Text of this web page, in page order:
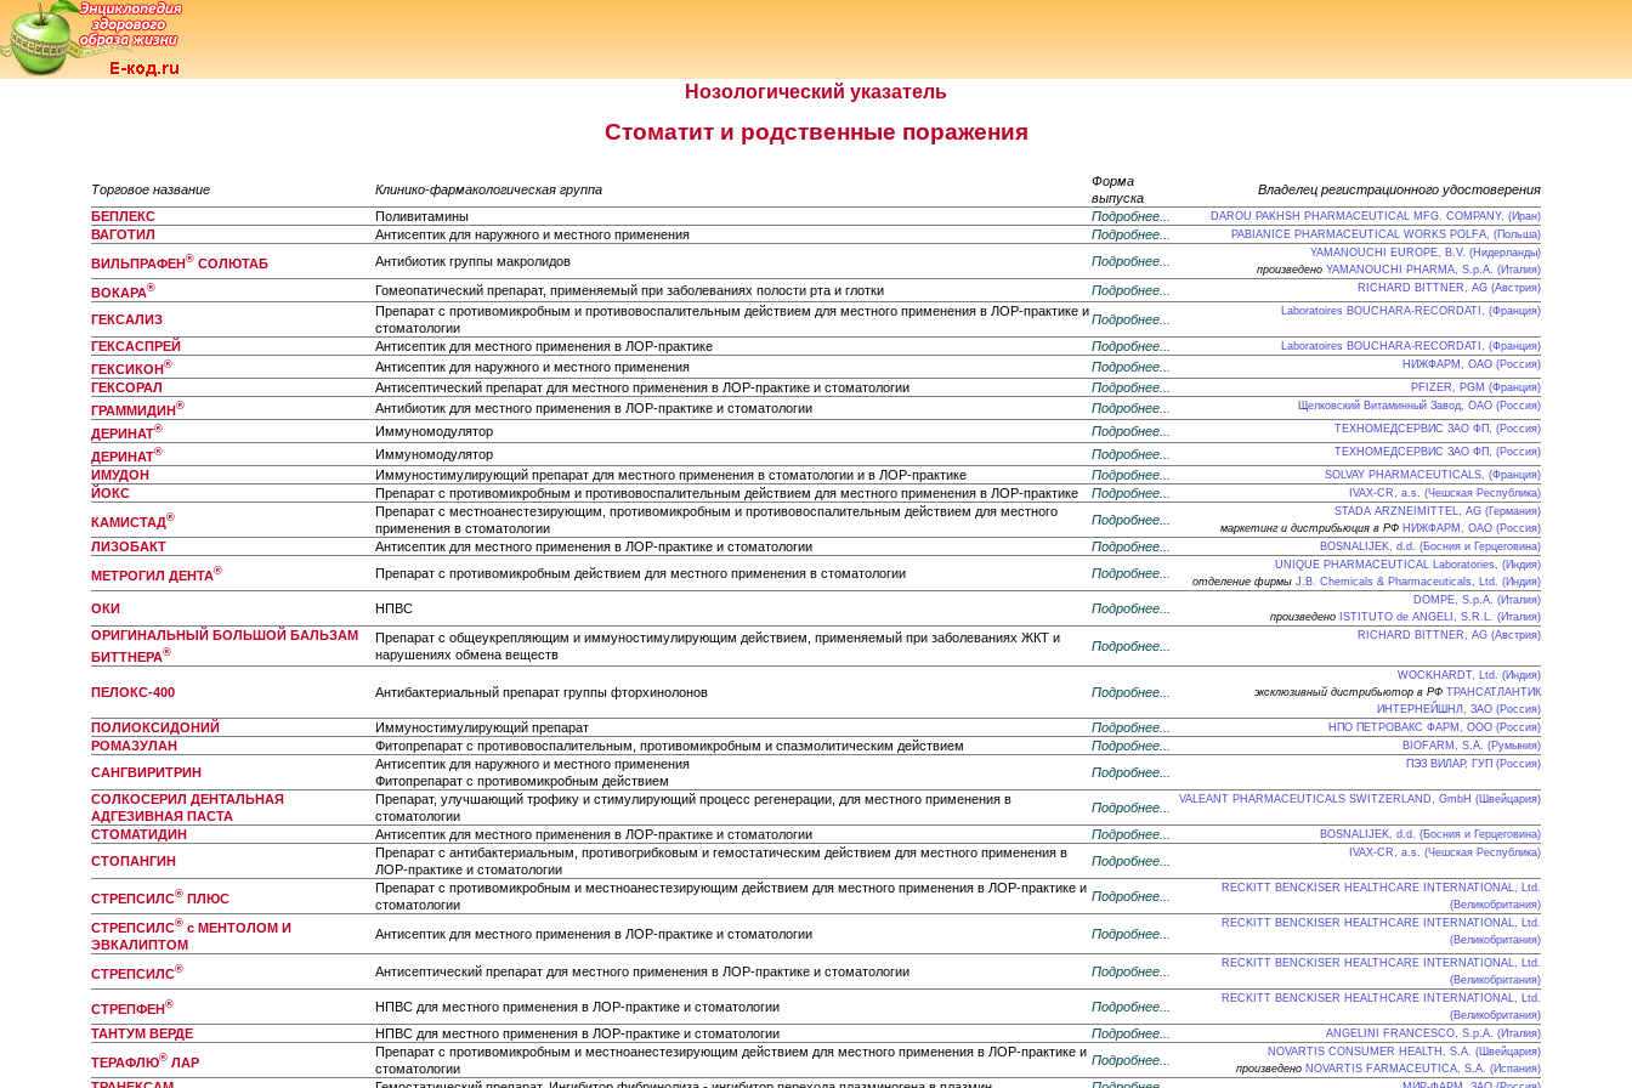
Нозологический указатель
Стоматит и родственные поражения
Торговое название Клинико-фармакологическая группа
Форма
выпуска
Владелец регистрационного удостоверения
БЕПЛЕКС
Поливитамины Подробнее... DAROU PAKHSH PHARMACEUTICAL MFG. COMPANY, (Иран)
ВАГОТИЛ Антисептик для наружного и местного применения Подробнее... PABIANICE PHARMACEUTICAL WORKS POLFA, (Польша)
ВИЛЬПРАФЕН® СОЛЮТАБ Антибиотик группы макролидов Подробнее...
YAMANOUCHI EUROPE, B.V. (Нидерланды)
произведено YAMANOUCHI PHARMA, S.p.A. (Италия)
ВОКАРА® Гомеопатический препарат, применяемый при заболеваниях полости рта и глотки Подробнее... RICHARD BITTNER, AG (Австрия)
ГЕКСАЛИЗ
Препарат с противомикробным и противовоспалительным действием для местного применения в ЛОР-практике и
стоматологии
Подробнее...
Laboratoires BOUCHARA-RECORDATI, (Франция)
ГЕКСАСПРЕЙ Антисептик для местного применения в ЛОР-практике Подробнее... Laboratoires BOUCHARA-RECORDATI, (Франция)
ГЕКСИКОН® Антисептик для наружного и местного применения Подробнее... НИЖФАРМ, ОАО (Россия)
ГЕКСОРАЛ Антисептический препарат для местного применения в ЛОР-практике и стоматологии Подробнее... PFIZER, PGM (Франция)
ГРАММИДИН® Антибиотик для местного применения в ЛОР-практике и стоматологии Подробнее... Щелковский Витаминный Завод, ОАО (Россия)
ДЕРИНАТ® Иммуномодулятор Подробнее... ТЕХНОМЕДСЕРВИС ЗАО ФП, (Россия)
ДЕРИНАТ® Иммуномодулятор Подробнее... ТЕХНОМЕДСЕРВИС ЗАО ФП, (Россия)
ИМУДОН Иммуностимулирующий препарат для местного применения в стоматологии и в ЛОР-практике Подробнее... SOLVAY PHARMACEUTICALS, (Франция)
ЙОКС Препарат с противомикробным и противовоспалительным действием для местного применения в ЛОР-практике Подробнее... IVAX-CR, a.s. (Чешская Республика)
КАМИСТАД®
Препарат с местноанестезирующим, противомикробным и противовоспалительным действием для местного
применения в стоматологии
Подробнее...
STADA ARZNEIMITTEL, AG (Германия)
маркетинг и дистрибьюция в РФ НИЖФАРМ, ОАО (Россия)
ЛИЗОБАКТ Антисептик для местного применения в ЛОР-практике и стоматологии Подробнее... BOSNALIJEK, d.d. (Босния и Герцеговина)
МЕТРОГИЛ ДЕНТА® Препарат с противомикробным действием для местного применения в стоматологии Подробнее...
UNIQUE PHARMACEUTICAL Laboratories, (Индия)
отделение фирмы J.B. Chemicals & Pharmaceuticals, Ltd. (Индия)
ОКИ НПВС Подробнее...
DOMPE, S.p.A. (Италия)
произведено ISTITUTO de ANGELI, S.R.L. (Италия)
ОРИГИНАЛЬНЫЙ БОЛЬШОЙ БАЛЬЗАМ
БИТТНЕРА®
Препарат с общеукрепляющим и иммуностимулирующим действием, применяемый при заболеваниях ЖКТ и
нарушениях обмена веществ
Подробнее...
RICHARD BITTNER, AG (Австрия)
ПЕЛОКС-400 Антибактериальный препарат группы фторхинолонов Подробнее...
WOCKHARDT, Ltd. (Индия)
эксклюзивный дистрибьютор в РФ ТРАНСАТЛАНТИК
ИНТЕРНЕЙШНЛ, ЗАО (Россия)
ПОЛИОКСИДОНИЙ Иммуностимулирующий препарат Подробнее... НПО ПЕТРОВАКС ФАРМ, ООО (Россия)
РОМАЗУЛАН Фитопрепарат с противовоспалительным, противомикробным и спазмолитическим действием Подробнее... BIOFARM, S.A. (Румыния)
САНГВИРИТРИН
Антисептик для наружного и местного применения
Фитопрепарат с противомикробным действием
Подробнее...
ПЭЗ ВИЛАР, ГУП (Россия)
СОЛКОСЕРИЛ ДЕНТАЛЬНАЯ
АДГЕЗИВНАЯ ПАСТА
Препарат, улучшающий трофику и стимулирующий процесс регенерации, для местного применения в
стоматологии
Подробнее...
VALEANT PHARMACEUTICALS SWITZERLAND, GmbH (Швейцария)
СТОМАТИДИН Антисептик для местного применения в ЛОР-практике и стоматологии Подробнее... BOSNALIJEK, d.d. (Босния и Герцеговина)
СТОПАНГИН
Препарат с антибактериальным, противогрибковым и гемостатическим действием для местного применения в
ЛОР-практике и стоматологии
Подробнее...
IVAX-CR, a.s. (Чешская Республика)
СТРЕПСИЛС® ПЛЮС
Препарат с противомикробным и местноанестезирующим действием для местного применения в ЛОР-практике и
стоматологии
Подробнее...
RECKITT BENCKISER HEALTHCARE INTERNATIONAL, Ltd.
(Великобритания)
СТРЕПСИЛС® с МЕНТОЛОМ И
ЭВКАЛИПТОМ
Антисептик для местного применения в ЛОР-практике и стоматологии Подробнее...
RECKITT BENCKISER HEALTHCARE INTERNATIONAL, Ltd.
(Великобритания)
СТРЕПСИЛС® Антисептический препарат для местного применения в ЛОР-практике и стоматологии Подробнее...
RECKITT BENCKISER HEALTHCARE INTERNATIONAL, Ltd.
(Великобритания)
СТРЕПФЕН® НПВС для местного применения в ЛОР-практике и стоматологии Подробнее...
RECKITT BENCKISER HEALTHCARE INTERNATIONAL, Ltd.
(Великобритания)
ТАНТУМ ВЕРДЕ НПВС для местного применения в ЛОР-практике и стоматологии Подробнее... ANGELINI FRANCESCO, S.p.A. (Италия)
ТЕРАФЛЮ® ЛАР
Препарат с противомикробным и местноанестезирующим действием для местного применения в ЛОР-практике и
стоматологии
Подробнее...
NOVARTIS CONSUMER HEALTH, S.A. (Швейцария)
произведено NOVARTIS FARMACEUTICA, S.A. (Испания)